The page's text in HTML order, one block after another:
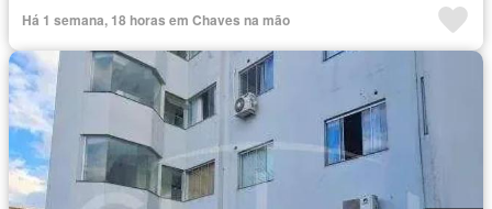
Há 1 semana, 18 horas em Chaves na mão